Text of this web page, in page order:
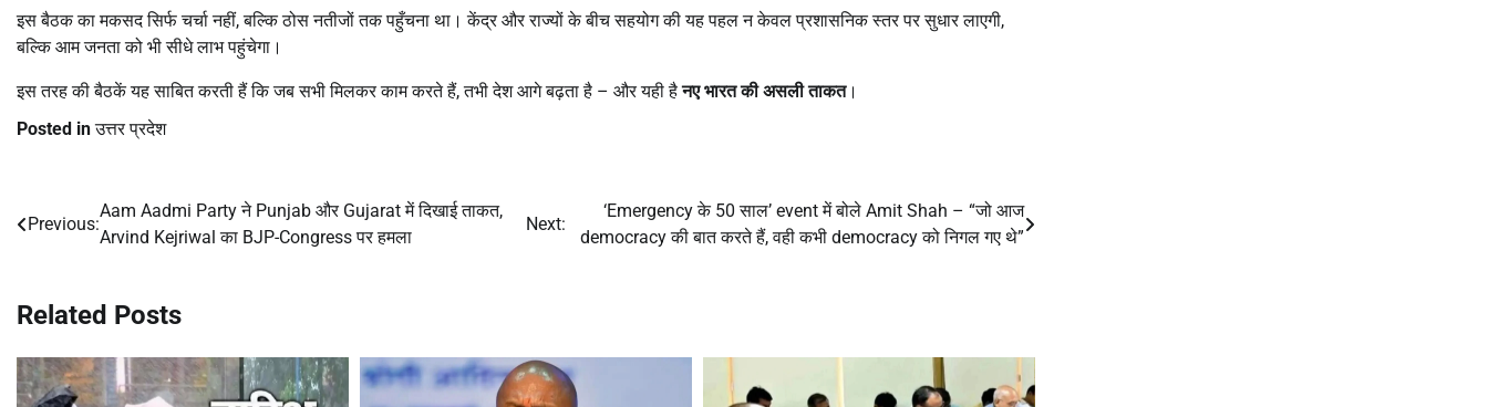
इस बैठक का मकसद सिर्फ चर्चा नहीं, बल्कि ठोस नतीजों तक पहुँचना था। केंद्र और राज्यों के बीच सहयोग की यह पहल न केवल प्रशासनिक स्तर पर सुधार लाएगी,
बल्कि आम जनता को भी सीधे लाभ पहुंचेगा।
इस तरह की बैठकें यह साबित करती हैं कि जब सभी मिलकर काम करते हैं, तभी देश आगे बढ़ता है – और यही हैनए भारत की असली ताकत।
Posted inउत्तर प्रदेश
Post
Previous:
Aam Aadmi Party ने Punjab और Gujarat में दिखाई ताकत,
Arvind Kejriwal का BJP-Congress पर हमला
Next:
‘Emergency के 50 साल’ event में बोले Amit Shah – “जो आज
democracy की बात करते हैं, वही कभी democracy को निगल गए थे”
Related Posts